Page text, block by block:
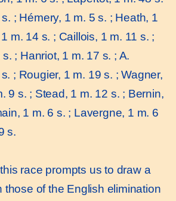
; Hémery, 1 m. 5 s. ; Heath, 1
m. 14 s. ; Caillois, 1 m. 11 s. ;
; Hanriot, 1 m. 17 s. ; A.
; Rougier, 1 m. 19 s. ; Wagner,
9 s. ; Stead, 1 m. 12 s. ; Bernin,
1 m. 6 s. ; Lavergne, 1 m. 6
s.
race prompts us to draw a
those of the English elimination